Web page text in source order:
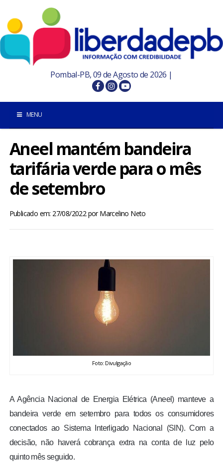
Pombal-PB, 09 de Agosto de 2026 |
MENU
POMBAL E REGIÃO
BRASIL
FOTOS
COLUNISTAS
Aneel mantém bandeira
tarifária verde para o mês
de setembro
Publicado em: 27/08/2022porMarcelino Neto
Foto: Divulgação
A Agência Nacional de Energia Elétrica (Aneel) manteve a
bandeira verde em setembro para todos os consumidores
conectados ao Sistema Interligado Nacional (SIN). Com a
decisão, não haverá cobrança extra na conta de luz pelo
quinto mês seguido.